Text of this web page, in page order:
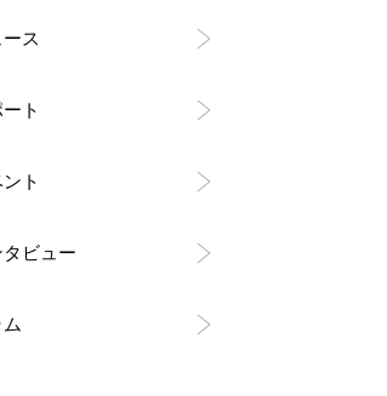
ス
ト
ト
ビュー